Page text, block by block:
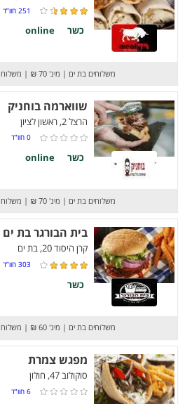
251 חוו”ד
כשר online
משלוחים בת ים | מינ' 70 ₪ | משלוח 30 ₪
שווארמה בוחניק
הרצל 2, ראשון לציון
0 חוו”ד
כשר online
משלוחים בת ים | מינ' 70 ₪ | משלוח 30 ₪
בית הבורגר בת ים
קרן היסוד 20, בת ים
303 חוו”ד
כשר
משלוחים בת ים | מינ' 60 ₪ | משלוח 12 ₪
מפגש צמרת
סוקולוב 47, חולון
6 חוו”ד